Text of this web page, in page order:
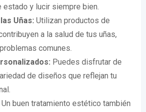
estado y lucir siempre bien.
Uñas: Utilizan productos de
a la salud de tus uñas,
comunes.
Puedes disfrutar de
de diseños que reflejan tu
Un buen tratamiento estético también